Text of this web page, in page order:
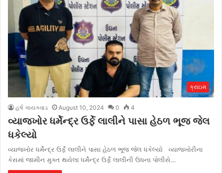
ક્રાઇમ
હર્ષ ગાયક્વાડ August 10, 2024 0 4
વ્યાજખોર ધર્મેન્દ્ર ઉર્ફે લાલીને પાસા હેઠળ ભૂજ જેલ
ધકેલ્યો
વ્યાજખોર ધર્મેન્દ્ર ઉર્ફે લાલીને પાસા હેઠળ ભૂજ જેલ ધકેલ્યો વ્યાજખોરીના
કેસમાં જામીન મુક્ત થયેલા ધર્મેન્દ્ર ઉર્ફે લાલીની ઉધના પોલીસે…